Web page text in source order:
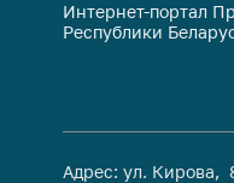
Интернет-портал
Республики
Адрес: ул. Кирова,